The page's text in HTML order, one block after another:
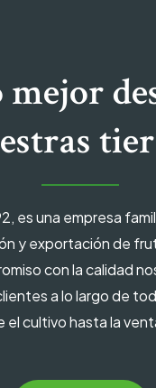
mejor
es una empresa
y exportación de
con la calidad
a lo largo de
el cultivo hasta la